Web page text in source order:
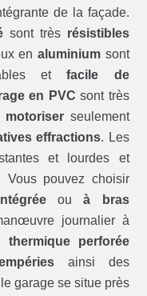
de la façade.
sont très résistibles
enaluminium sont
etfacile de
en PVC sont très
motoriser seulement
effractions. Les
et lourdes et
Vous pouvez choisir
ouà bras
journalier à
thermique perforée
ainsi des
garage se situe près